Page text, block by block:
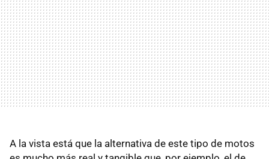
A la vista está que la alternativa de este tipo de motos